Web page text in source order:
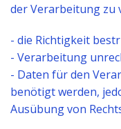
der Verarbeitung zu
- die Richtigkeit
- Verarbeitung
- Daten für den
benötigt werden,
Ausübung von